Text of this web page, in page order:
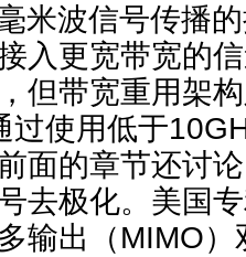
米波信号传播
入更宽带宽的
但带宽重用架
过使用低于
面的章节还讨
去极化。美国
输出（MIMO